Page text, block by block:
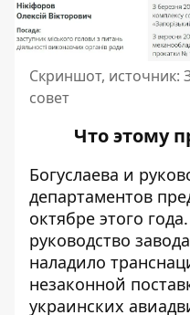
Скриншот, источник:
совет
Что этому
Богуслаева и
департаментов
октябре этого
руководство
наладило
незаконной
украинских